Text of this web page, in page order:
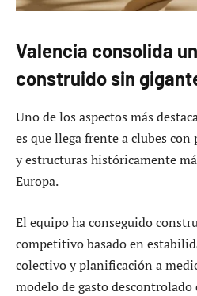
Valencia consolida
construido sin
Uno de los aspectos más
es que llega frente a clubes con
y estructuras históricamente
Europa.
El equipo ha conseguido
competitivo basado en
colectivo y planificación a
modelo de gasto